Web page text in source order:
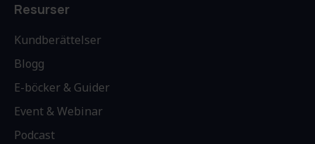
Resurser
Kundberättelser
Blogg
E-böcker & Guider
Event & Webinar
Podcast